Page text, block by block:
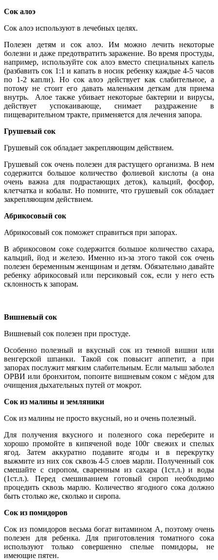
Сок алоэ
Сок алоэ используют в лечебных целях.
Полезен детям и сок алоэ. Им можно лечить некоторые
болезни и даже предотвратить заражение. Во время простуды,
например, используйте сок алоэ вместо специальных капель
(разбавить сок 1:1 и капать в носик ребенку каждые 4-5 часов
по 1-2 капли). Но сок алоэ действует как слабительное, а
потому не стоит его давать маленьким деткам для приема
внутрь. Алое также убивает некоторые бактерии и вирусы,
действует успокаивающе, снимает раздражение в
пищеварительном тракте, применяется для лечения запора.
Грушевый сок
Грушевый сок обладает закрепляющим действием.
Грушевый сок очень полезен для растущего организма. В нем
содержится большое количество фолиевой кислоты (а она
очень важна для подрастающих деток), кальций, фосфор,
клетчатка и кобальт. Но помните, что грушевый сок обладает
закрепляющим действием.
Абрикосовый сок
Абрикосовый сок поможет справиться при запорах.
В абрикосовом соке содержится большое количество сахара,
кальций, йод и железо. Именно из-за этого такой сок очень
полезен беременным женщинам и детям. Обязательно давайте
ребенку абрикосовый или персиковый сок, если у него есть
склонность к запорам.
Вишневый сок
Вишневый сок полезен при простуде.
Особенно полезный и вкусный сок из темной вишни или
венгерской шпанки. Такой сок повысит аппетит, а при
запорах послужит мягким слабительным. Если малыш заболел
ОРВИ или бронхитом, попоите вишневым соком с мёдом для
очищения дыхательных путей от мокрот.
Сок из малины и земляники
Сок из малины не просто вкусный, но и очень полезный.
Для получения вкусного и полезного сока переберите и
хорошо промойте в кипяченой воде 100г свежих и спелых
ягод. Затем аккуратно подавите ягоды и в перекрутку
выжмите из них сок сквозь 4-5 слоев марли. Полученный сок
смешайте с сиропом, сваренным из сахара (1ст.л.) и воды
(1ст.л.). Перед смешиванием готовый сироп необходимо
процедить сквозь марлю. Количество ягодного сока должно
быть столько же, сколько и сиропа.
Сок из помидоров
Сок из помидоров весьма богат витамином А, поэтому очень
полезен для ребенка. Для приготовления томатного сока
используют только совершенно спелые помидоры, не
имеющие пятен.